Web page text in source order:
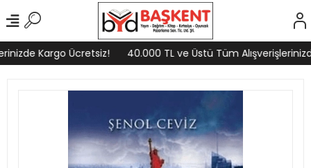
Kargo Ücretsiz! 40.000 TL ve Üstü Tüm